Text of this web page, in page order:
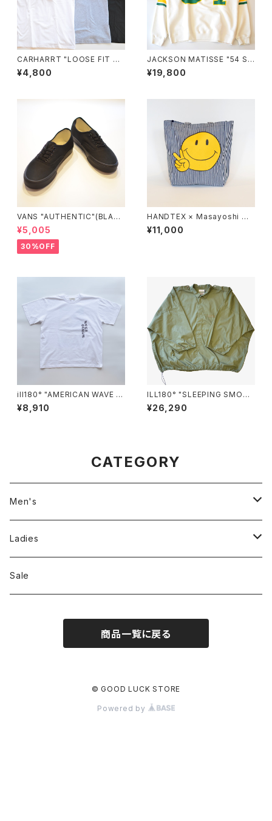
CARHARRT "LOOSE FIT HE
AVYWEIGHT SHORT-SLEEV
E POCKET T-SHIRT"
¥4,800
JACKSON MATISSE "54 S
WEAT"
¥19,800
VANS "AUTHENTIC"(BLAC
K/BLACK)
¥5,005
30%OFF
HANDTEX × Masayoshi Wa
tanab "Smile Peace Sign T
ote Bag"
¥11,000
ill180° "AMERICAN WAVE T
EE"
¥8,910
ILL180° "SLEEPING SMOC
K"
¥26,290
CATEGORY
Men's
Jackson Matisse
ILL180°
Ladies
Unfil
Sale
商品一覧に戻る
© GOOD LUCK STORE
Powered by